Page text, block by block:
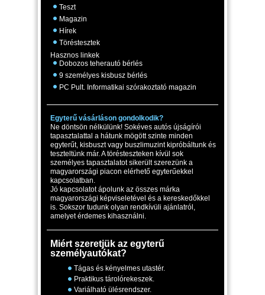
Teszt
Magazin
Hírek
Töréstesztek
Hasznos linkek
Dobozos teherautó bérlés
9 személyes kisbusz bérlés
PC Pult. Informatikai szórakoztató magazin
Egyterű vásárláson gondolkodik?
Ne döntsön nélkülünk! Sokéves autós újságírói
tapasztalattal a hátunk mögött szinte minden
egyterűt, kisbuszt vagy buszlimuzint kipróbáltunk és
teszteltünk már. A törésteszteken kívül sok
személyes tapasztalatot sikerült szerezünk a
magyarországi piacon elérhető egyterűekkel
kapcsolatban.
Jó kapcsolatot ápolunk az összes márka
magyarországi képviseletével és a kereskedőkkel
is. Sokszor tudunk olyan rendkívüli ajánlatról,
amelyet érdemes kihasználni.
Miért szeretjük az egyterű
személyautókat?
Tágas és kényelmes utastér.
Praktikus tárolórekeszek.
Variálható ülésrendszer.